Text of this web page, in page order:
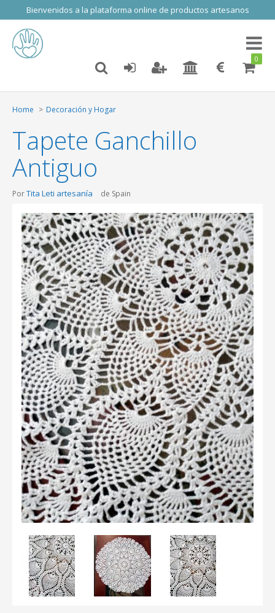
Bienvenidos a la plataforma online de productos artesanos
Toggle
0
Home Decoración y Hogar
Tapete Ganchillo
Antiguo
PorTita Leti artesanía de Spain